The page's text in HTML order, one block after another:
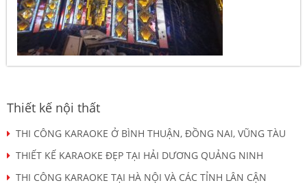
Thiết kế nội thất
THI CÔNG KARAOKE Ở BÌNH THUẬN, ĐỒNG NAI, VŨNG TÀU
THIẾT KẾ KARAOKE ĐẸP TẠI HẢI DƯƠNG QUẢNG NINH
THI CÔNG KARAOKE TẠI HÀ NỘI VÀ CÁC TỈNH LÂN CẬN